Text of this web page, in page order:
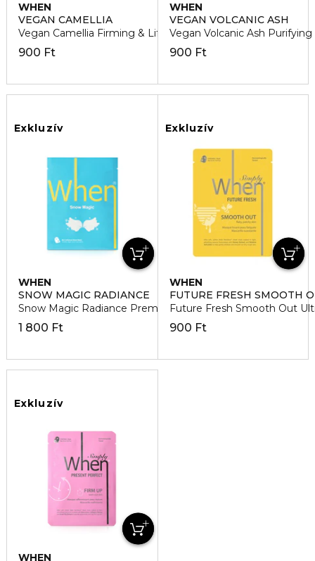
WHEN
VEGAN CAMELLIA
Vegan Camellia Firming & Lifting Arcmaszk
900 Ft
WHEN
VEGAN VOLCANIC ASH
Vegan Volcanic Ash
900 Ft
Exkluzív
WHEN
SNOW MAGIC RADIANCE
Snow Magic Radiance Premium Bio-Cellulose Arcmaszk
1 800 Ft
Exkluzív
WHEN
FUTURE FRESH SMOOTH
Future Fresh Smooth Out
900 Ft
Exkluzív
WHEN